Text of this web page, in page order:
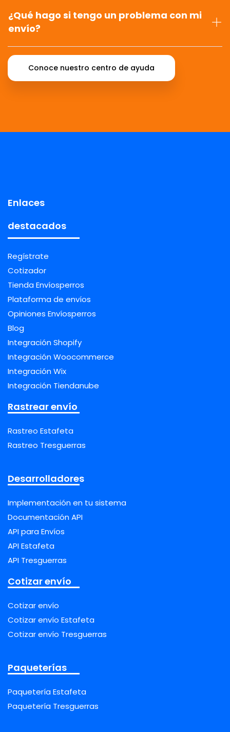
¿Qué hago si tengo un problema con mi
envío?
Conoce nuestro centro de ayuda
Enlaces
destacados
Regístrate
Cotizador
Tienda Envíosperros
Plataforma de envíos
Opiniones Envíosperros
Blog
Integración Shopify
Integración Woocommerce
Integración Wix
Integración Tiendanube
Rastrear envío
Rastreo Estafeta
Rastreo Tresguerras
Desarrolladores
Implementación en tu sistema
Documentación API
API para Envíos
API Estafeta
API Tresguerras
Cotizar envío
Cotizar envío
Cotizar envío Estafeta
Cotizar envío Tresguerras
Paqueterías
Paquetería Estafeta
Paquetería Tresguerras